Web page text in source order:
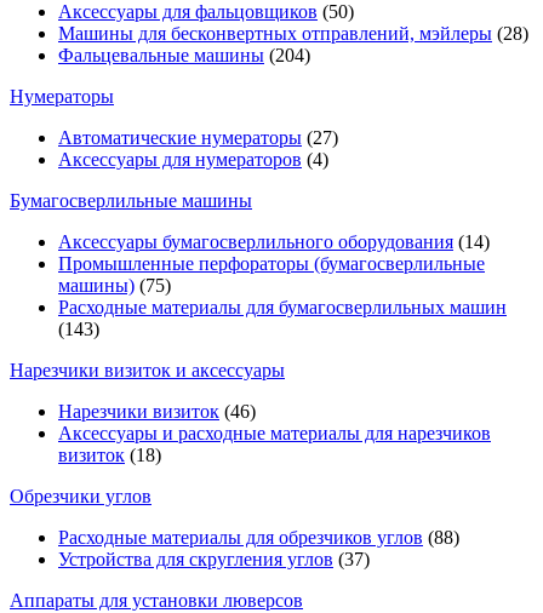
Аксессуары для фальцовщиков (50)
Машины для бесконвертных отправлений, мэйлеры (28)
Фальцевальные машины (204)
Нумераторы
Автоматические нумераторы (27)
Аксессуары для нумераторов (4)
Бумагосверлильные машины
Аксессуары бумагосверлильного оборудования (14)
Промышленные перфораторы (бумагосверлильные
машины) (75)
Расходные материалы для бумагосверлильных машин
(143)
Нарезчики визиток и аксессуары
Нарезчики визиток (46)
Аксессуары и расходные материалы для нарезчиков
визиток (18)
Обрезчики углов
Расходные материалы для обрезчиков углов (88)
Устройства для скругления углов (37)
Аппараты для установки люверсов